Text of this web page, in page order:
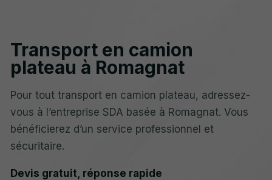
Transport en camion
plateau à Romagnat
Pour tout transport en camion plateau, adressez-
vous à l’entreprise SDA basée à Romagnat. Vous
bénéficierez d’un service professionnel et
sécuritaire.
Devis gratuit, réponse rapide